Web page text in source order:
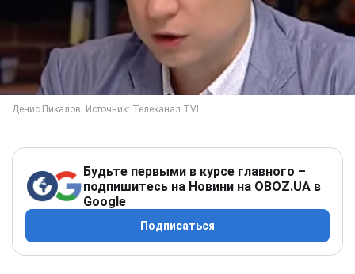
Будьте первыми в курсе главного –
подпишитесь на Новини на OBOZ.UA в
Google
Подписаться